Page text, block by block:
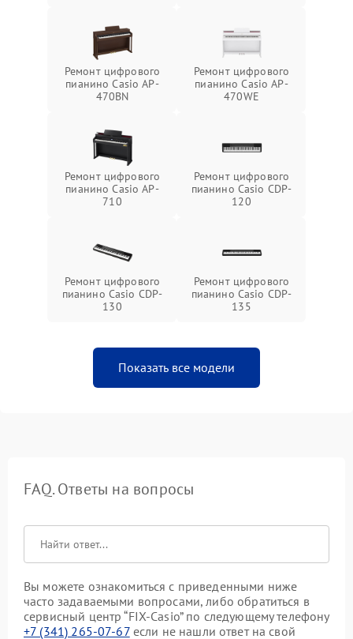
Ремонт цифрового
пианино Casio AP-
470BN
Ремонт цифрового
пианино Casio AP-
470WE
Ремонт цифрового
пианино Casio AP-
710
Ремонт цифрового
пианино Casio CDP-
120
Ремонт цифрового
пианино Casio CDP-
130
Ремонт цифрового
пианино Casio CDP-
135
Показать все модели
FAQ. Ответы на вопросы
Вы можете ознакомиться с приведенными ниже
часто задаваемыми вопросами, либо обратиться в
сервисный центр “FIX-Casio” по следующему телефону
+7 (341) 265-07-67если не нашли ответ на свой